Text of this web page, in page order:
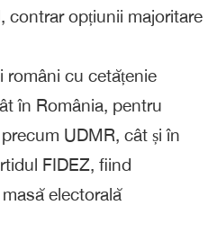
contrar opțiunii majoritare
români cu cetățenie
în România, pentru
UDMR, cât și în
FIDEZ, fiind
electorală